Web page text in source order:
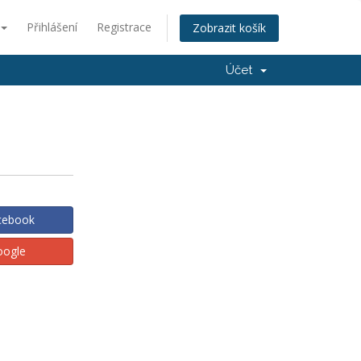
Přihlášení Registrace Zobrazit košík
Účet